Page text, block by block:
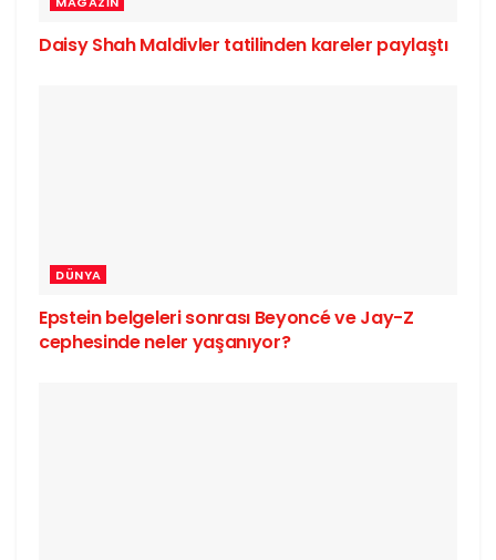
Daisy Shah Maldivler tatilinden kareler paylaştı
DÜNYA
Epstein belgeleri sonrası Beyoncé ve Jay-Z
cephesinde neler yaşanıyor?